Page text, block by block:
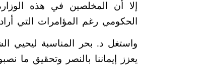
إلا أن المخلصين في هذه
الحكومي رغم المؤامرات التي
يعزز إيماننا بالنصر وتحقيق ما